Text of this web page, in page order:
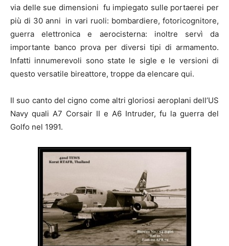
via delle sue dimensioni fu impiegato sulle portaerei per
più di 30 anni in vari ruoli: bombardiere, fotoricognitore,
guerra elettronica e aerocisterna: inoltre servì da
importante banco prova per diversi tipi di armamento.
Infatti innumerevoli sono state le sigle e le versioni di
questo versatile bireattore, troppe da elencare qui.
Il suo canto del cigno come altri gloriosi aeroplani dell’US
Navy quali A7 Corsair II e A6 Intruder, fu la guerra del
Golfo nel 1991.